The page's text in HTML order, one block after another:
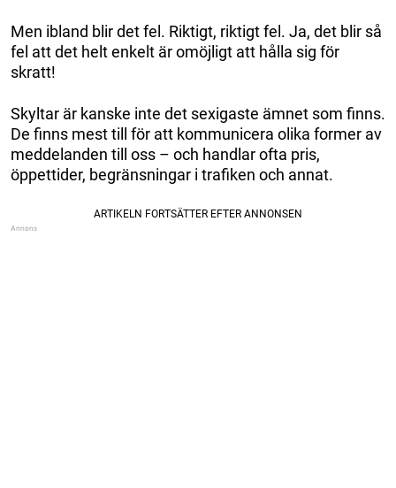
Men ibland blir det fel. Riktigt, riktigt fel. Ja, det blir så
fel att det helt enkelt är omöjligt att hålla sig för
skratt!
Skyltar är kanske inte det sexigaste ämnet som finns.
De finns mest till för att kommunicera olika former av
meddelanden till oss – och handlar ofta pris,
öppettider, begränsningar i trafiken och annat.